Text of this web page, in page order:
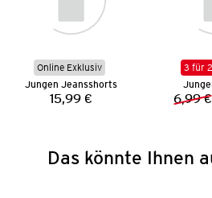
Online Exklusiv
Jungen Jeansshorts
Preis:
15,99 €
3 für 2
6,99 €
Das könnte Ihnen